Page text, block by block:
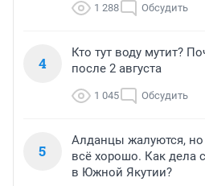
1 288 Обсудить
4
Кто тут воду мутит?
после 2 августа
1 045 Обсудить
5
Алданцы жалуются, но
всё хорошо. Как дела
в Южной Якутии?